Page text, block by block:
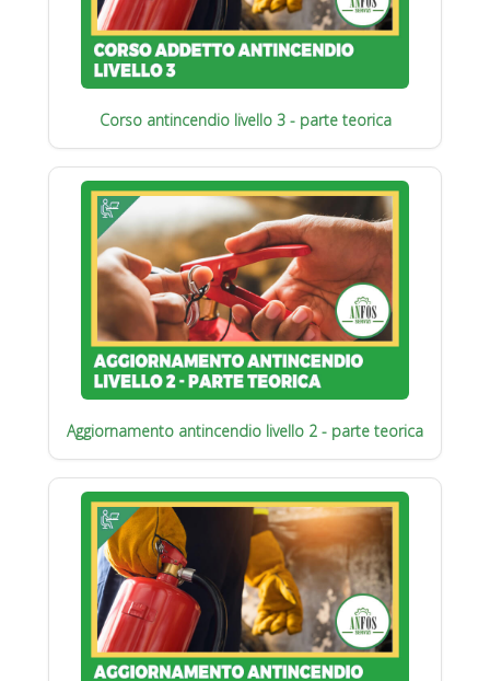
Corso antincendio livello 3 - parte teorica
Aggiornamento antincendio livello 2 - parte teorica